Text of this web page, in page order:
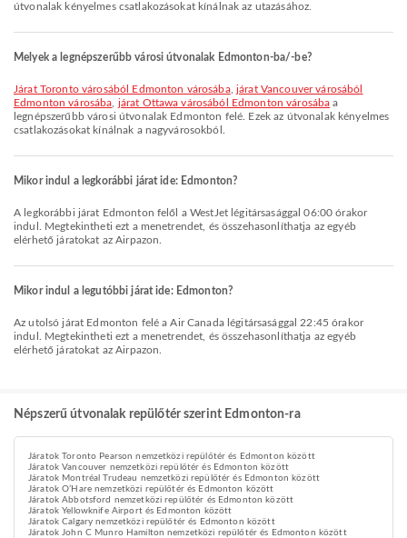
útvonalak kényelmes csatlakozásokat kínálnak az utazásához.
Melyek a legnépszerűbb városi útvonalak Edmonton-ba/-be?
járat Toronto városából Edmonton városába,járat Vancouver városából
Edmonton városába járat Ottawa városából Edmonton városába a
legnépszerűbb városi útvonalak Edmonton felé. Ezek az útvonalak kényelmes
csatlakozásokat kínálnak a nagyvárosokból.
Mikor indul a legkorábbi járat ide: Edmonton?
A legkorábbi járat Edmonton felől a WestJet légitársasággal 06:00 órakor
indul. Megtekintheti ezt a menetrendet, és összehasonlíthatja az egyéb
elérhető járatokat az Airpazon.
Mikor indul a legutóbbi járat ide: Edmonton?
Az utolsó járat Edmonton felé a Air Canada légitársasággal 22:45 órakor
indul. Megtekintheti ezt a menetrendet, és összehasonlíthatja az egyéb
elérhető járatokat az Airpazon.
Népszerű útvonalak repülőtér szerint Edmonton-ra
Járatok Toronto Pearson nemzetközi repülőtér és Edmonton között
Járatok Vancouver nemzetközi repülőtér és Edmonton között
Járatok Montréal Trudeau nemzetközi repülőtér és Edmonton között
Járatok O’Hare nemzetközi repülőtér és Edmonton között
Járatok Abbotsford nemzetközi repülőtér és Edmonton között
Járatok Yellowknife Airport és Edmonton között
Járatok Calgary nemzetközi repülőtér és Edmonton között
Járatok John C Munro Hamilton nemzetközi repülőtér és Edmonton között